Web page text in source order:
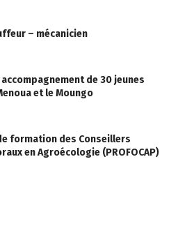
– mécanicien
de 30 jeunes
et le Moungo
formation des Conseillers
en Agroécologie (PROFOCAP)